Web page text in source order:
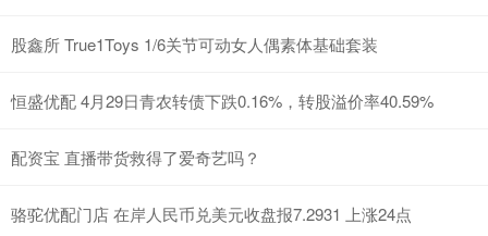
股鑫所 True1Toys 1/6关节可动女人偶素体基础套装
恒盛优配 4月29日青农转债下跌0.16%，转股溢价率40.59%
配资宝 直播带货救得了爱奇艺吗？
骆驼优配门店 在岸人民币兑美元收盘报7.2931 上涨24点